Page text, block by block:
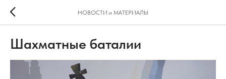
НОВОСТИ и МАТЕРИАЛЫ
Шахматные баталии